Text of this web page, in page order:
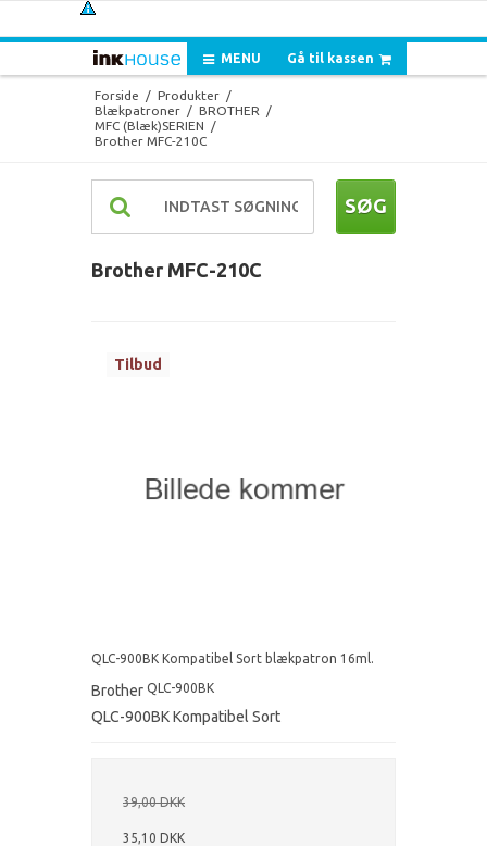
Gå til kassen
MENU
Forside / Produkter /
Blækpatroner / BROTHER
/
MFC (Blæk)SERIEN
/
Brother MFC-210C
SØG
Brother MFC-210C
Tilbud
QLC-900BK Kompatibel Sort blækpatron 16ml.
Brother QLC-900BK
QLC-900BK Kompatibel Sort
39,00 DKK
35,10 DKK